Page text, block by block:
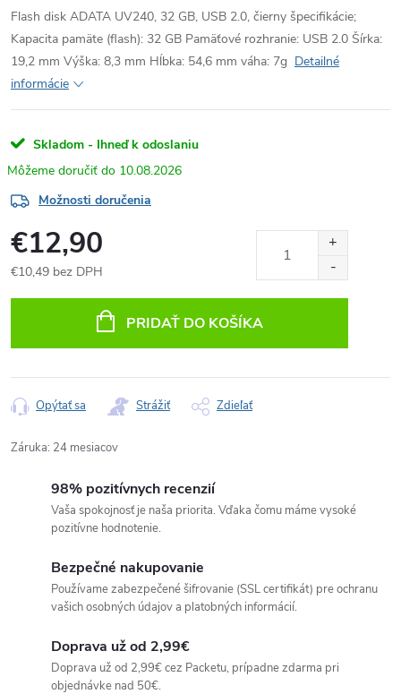
Flash disk ADATA UV240, 32 GB, USB 2.0, čierny špecifikácie;
Kapacita pamäte (flash): 32 GB Pamäťové rozhranie: USB 2.0 Šírka:
19,2 mm Výška: 8,3 mm Hĺbka: 54,6 mm váha: 7g Detailné
informácie
Skladom - Ihneď k odoslaniu
10.08.2026
Možnosti doručenia
€12,90
€10,49 bez DPH
PRIDAŤ DO KOŠÍKA
Opýtať sa Strážiť Zdieľať
Záruka: 24 mesiacov
98% pozitívnych recenzií
Vaša spokojnosť je naša priorita. Vďaka čomu máme vysoké
pozitívne hodnotenie.
Bezpečné nakupovanie
Používame zabezpečené šifrovanie (SSL certifikát) pre ochranu
vašich osobných údajov a platobných informácií.
Doprava už od 2,99€
Doprava už od 2,99€ cez Packetu, prípadne zdarma pri
objednávke nad 50€.